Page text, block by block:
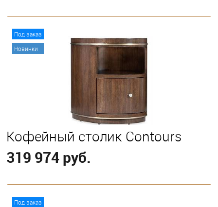
Под заказ
Новинки
Кофейный столик Contours
319 974 руб.
Под заказ